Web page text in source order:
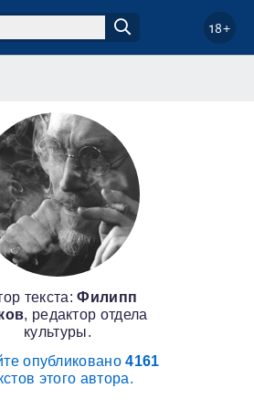
18+
текста:Филипп
, редактор отдела
культуры.
опубликовано4161
этого автора.